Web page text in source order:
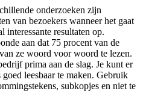
onderzoeken zijn
van bezoekers wanneer het gaat
interessante resultaten op.
aan dat 75 procent van de
ze woord voor woord te lezen.
prima aan de slag. Je kunt er
leesbaar te maken. Gebruik
subkopjes en niet te